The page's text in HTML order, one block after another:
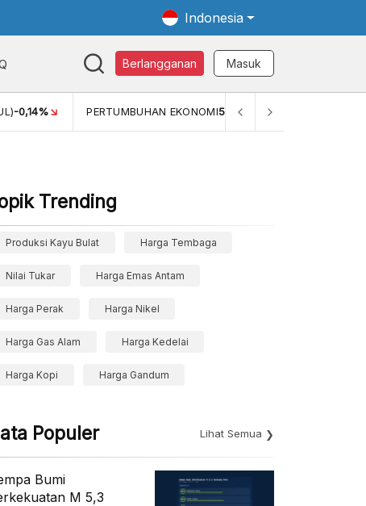
Indonesia
Berlangganan Masuk
5,11% PERTUMBUHAN EKONOMI (YOY) (Q1)5,61%
Trending
Produksi Kayu Bulat Harga Tembaga
Nilai Tukar Harga Emas Antam
Harga Perak Harga Nikel
Harga Gas Alam Harga Kedelai
Harga Kopi Harga Gandum
Populer Lihat Semua
Bumi
M 5,3